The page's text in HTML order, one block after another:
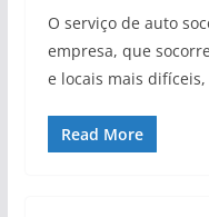
O serviço de auto
empresa, que
e locais mais difíceis,
Read More